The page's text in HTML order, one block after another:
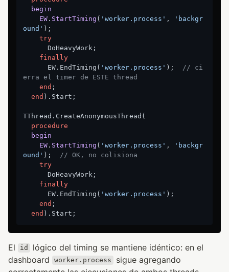
begin
EW. StartTiming ( 'worker.process' ,
'backgr
ound' ) ;
try
finally
      EW.EndTiming(
'worker.process' );
// ci
erra el timer de ESTE thread
end ;
end ).Start;
TThread.CreateAnonymousThread(
procedure
begin
EW. StartTiming ( 'worker.process' ,
'backgr
ound' ) ;
// OK, no colisiona
try
finally
      EW.EndTiming(
'worker.process' );
end ;
end
El id
lógico del timing se mantiene idéntico: en el
dashboard
worker.process
sigue agregando